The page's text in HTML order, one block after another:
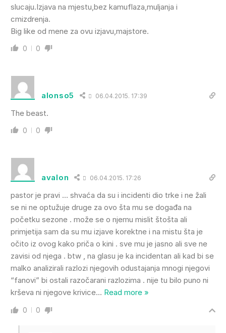
slucaju.Izjava na mjestu,bez kamuflaza,muljanja i
cmizdrenja.
Big like od mene za ovu izjavu,majstore.
0 0
alonso5 06.04.2015. 17:39
The beast.
0 0
avalon 06.04.2015. 17:26
pastor je pravi … shvaća da su i incidenti dio trke i ne žali
se ni ne optužuje druge za ovo šta mu se događa na
početku sezone . može se o njemu mislit štošta ali
primjetija sam da su mu izjave korektne i na mistu šta je
očito iz ovog kako priča o kini . sve mu je jasno ali sve ne
zavisi od njega . btw , na glasu je ka incidentan ali kad bi se
malko analizirali razlozi njegovih odustajanja mnogi njegovi
“fanovi” bi ostali razočarani razlozima . nije tu bilo puno ni
krševa ni njegove krivice… Read more »
0 0